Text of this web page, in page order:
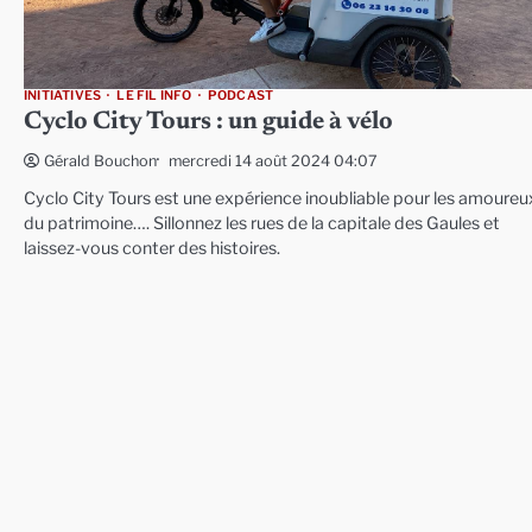
INITIATIVES LE FIL INFO PODCAST
Cyclo City Tours : un guide à vélo
Gérald Bouchon mercredi 14 août 2024 04:07
Cyclo City Tours est une expérience inoubliable pour les
du patrimoine…. Sillonnez les rues de la capitale des Gaules et
laissez-vous conter des histoires.